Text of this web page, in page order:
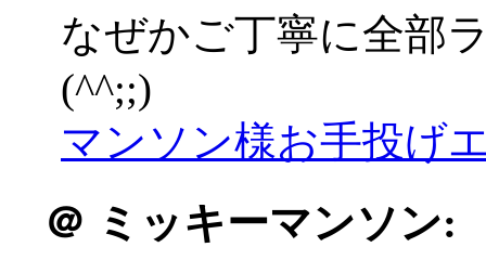
なぜかご丁寧に全部
(^^;;)
マンソン様お手投げ
＠ ミッキーマンソン: